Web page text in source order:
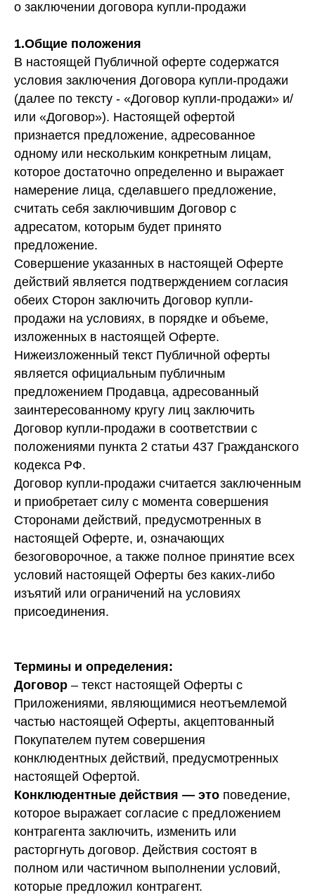
О
08
11
Магазин
О нас
о заключении договора купли-продажи
1.Общие положения
В настоящей Публичной оферте содержатся
условия заключения Договора купли-продажи
(далее по тексту - «Договор купли-продажи» и/
или «Договор»). Настоящей офертой
признается предложение, адресованное
одному или нескольким конкретным лицам,
которое достаточно определенно и выражает
намерение лица, сделавшего предложение,
считать себя заключившим Договор с
адресатом, которым будет принято
предложение.
Совершение указанных в настоящей Оферте
действий является подтверждением согласия
обеих Сторон заключить Договор купли-
продажи на условиях, в порядке и объеме,
изложенных в настоящей Оферте.
Нижеизложенный текст Публичной оферты
является официальным публичным
предложением Продавца, адресованный
заинтересованному кругу лиц заключить
Договор купли-продажи в соответствии с
положениями пункта 2 статьи 437 Гражданского
кодекса РФ.
Договор купли-продажи считается заключенным
и приобретает силу с момента совершения
Сторонами действий, предусмотренных в
настоящей Оферте, и, означающих
безоговорочное, а также полное принятие всех
условий настоящей Оферты без каких-либо
изъятий или ограничений на условиях
присоединения.
Термины и определения:
Договор – текст настоящей Оферты с
Приложениями, являющимися неотъемлемой
частью настоящей Оферты, акцептованный
Покупателем путем совершения
конклюдентных действий, предусмотренных
настоящей Офертой.
Конклюдентные действия — это поведение,
которое выражает согласие с предложением
контрагента заключить, изменить или
расторгнуть договор. Действия состоят в
полном или частичном выполнении условий,
которые предложил контрагент.